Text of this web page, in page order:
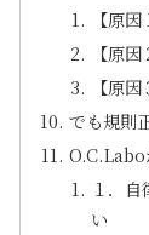
【原
【原
【原
でも規則
O.C.Labo
１．
い